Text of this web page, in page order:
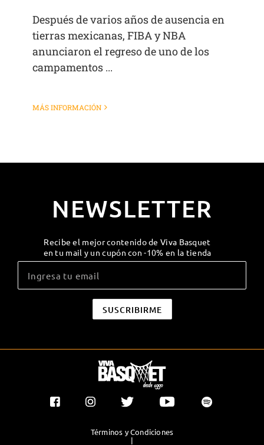
Después de varios años de ausencia en
tierras mexicanas, FIBA y NBA
anunciaron el regreso de uno de los
campamentos ...
MÁS INFORMACIÓN
NEWSLETTER
Recibe el mejor contenido de Viva Basquet
en tu mail y un cupón con -10% en la tienda
Términos y Condiciones
|